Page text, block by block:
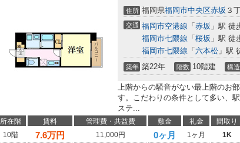
住所 福岡県福岡市中央区赤坂 ３
交通 福岡市空港線 「 赤坂 」駅 徒
福岡市七隈線 「 桜坂 」駅 徒
福岡市七隈線 「 六本松 」駅
築年 築22年 階数 10階建 構造
上階からの騒音がない最上階のお
す。こだわりの条件として多い、
ステ...
所在階 賃料 管理費・共益費 敷金 礼金 間取り
10階
7.6万円 11,000円 0ヶ月 1ヶ月 1K